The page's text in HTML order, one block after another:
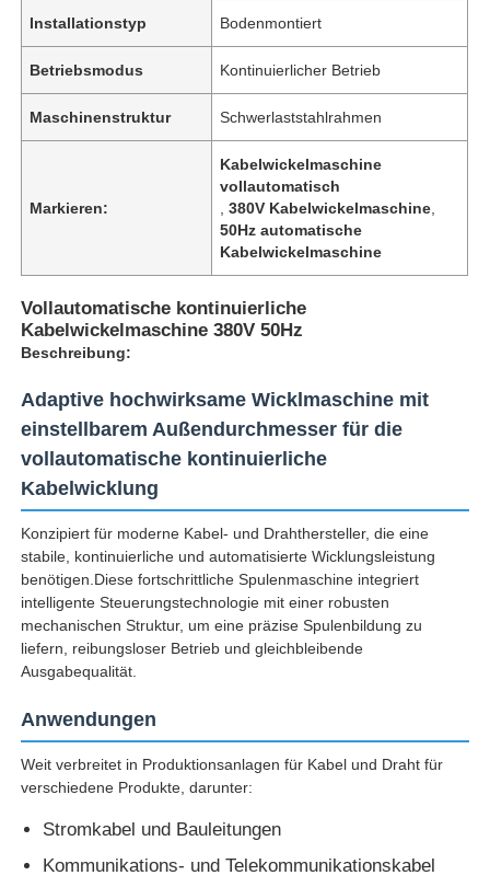
Startseite
Installationstyp Bodenmontiert
Betriebsmodus Kontinuierlicher Betrieb
Maschinenstruktur Schwerlaststahlrahmen
Markieren:
Kabelwickelmaschine
vollautomatisch
,380V Kabelwickelmaschine
50Hz automatische
Kabelwickelmaschine
Vollautomatische kontinuierliche
Kabelwickelmaschine 380V 50Hz
Beschreibung:
Adaptive hochwirksame Wicklmaschine mit
einstellbarem Außendurchmesser für die
vollautomatische kontinuierliche
Kabelwicklung
Konzipiert für moderne Kabel- und Drahthersteller, die eine
stabile, kontinuierliche und automatisierte Wicklungsleistung
benötigen.Diese fortschrittliche Spulenmaschine integriert
intelligente Steuerungstechnologie mit einer robusten
mechanischen Struktur, um eine präzise Spulenbildung zu
liefern, reibungsloser Betrieb und gleichbleibende
Ausgabequalität.
Anwendungen
Weit verbreitet in Produktionsanlagen für Kabel und Draht für
verschiedene Produkte, darunter:
Stromkabel und Bauleitungen
Kommunikations- und Telekommunikationskabel